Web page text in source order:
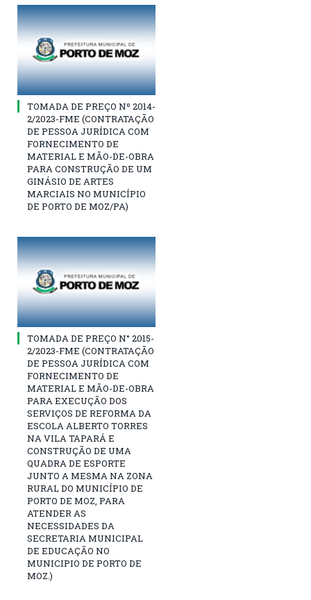
TOMADA DE PREÇO Nº 2014-
2/2023-FME (CONTRATAÇÃO
DE PESSOA JURÍDICA COM
FORNECIMENTO DE
MATERIAL E MÃO-DE-OBRA
PARA CONSTRUÇÃO DE UM
GINÁSIO DE ARTES
MARCIAIS NO MUNICÍPIO
DE PORTO DE MOZ/PA)
TOMADA DE PREÇO N° 2015-
2/2023-FME (CONTRATAÇÃO
DE PESSOA JURÍDICA COM
FORNECIMENTO DE
MATERIAL E MÃO-DE-OBRA
PARA EXECUÇÃO DOS
SERVIÇOS DE REFORMA DA
ESCOLA ALBERTO TORRES
NA VILA TAPARÁ E
CONSTRUÇÃO DE UMA
QUADRA DE ESPORTE
JUNTO A MESMA NA ZONA
RURAL DO MUNICÍPIO DE
PORTO DE MOZ, PARA
ATENDER AS
NECESSIDADES DA
SECRETARIA MUNICIPAL
DE EDUCAÇÃO NO
MUNICIPIO DE PORTO DE
MOZ.)